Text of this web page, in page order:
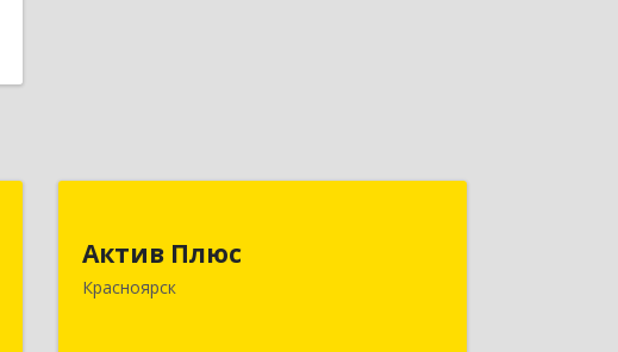
Актив Плюс
Красноярск
Красноярск г, Обороны ул, дом № 3,